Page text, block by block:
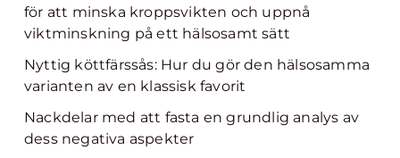
för att minska kroppsvikten och uppnå
viktminskning på ett hälsosamt sätt
Nyttig köttfärssås: Hur du gör den hälsosamma
varianten av en klassisk favorit
Nackdelar med att fasta en grundlig analys av
dess negativa aspekter